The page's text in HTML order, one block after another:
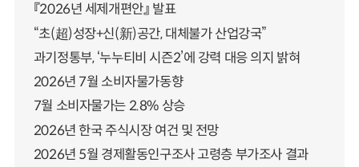
『2026년 세제개편안』 발표
“초(超)성장+신(新)공간, 대체불가 산업강국”
과기정통부, ‘누누티비 시즌2’에 강력 대응 의지 밝혀
2026년 7월 소비자물가동향
7월 소비자물가는 2.8% 상승
2026년 한국 주식시장 여건 및 전망
2026년 5월 경제활동인구조사 고령층 부가조사 결과